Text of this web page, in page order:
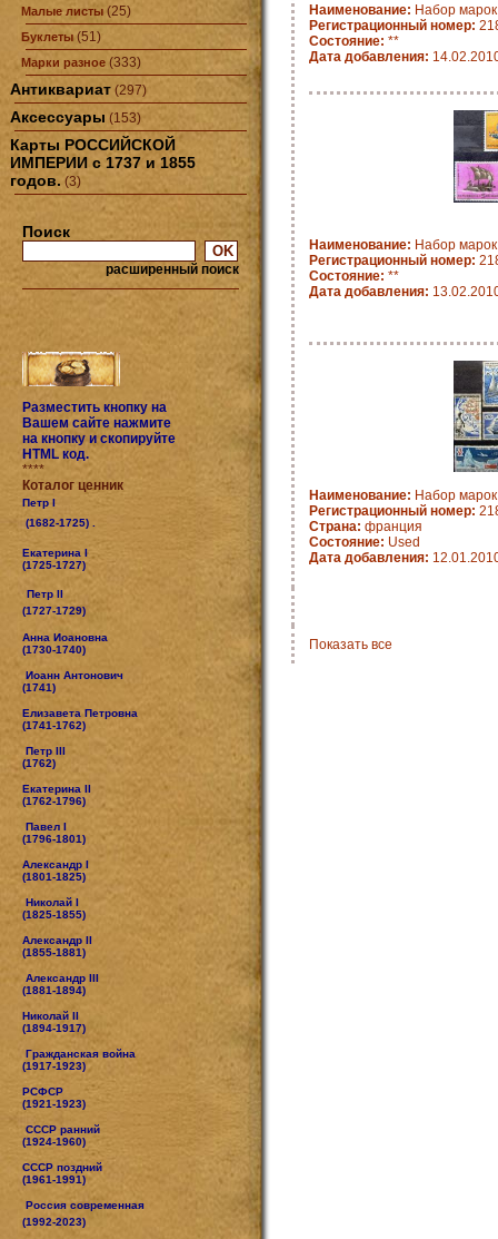
Малые листы (25)
Буклеты(51)
Марки разное (333)
Антиквариат (297)
Аксессуары (153)
Карты РОССИЙСКОЙ
ИМПЕРИИ с 1737 и 1855
годов. (3)
Поиск
расширенный поиск
Разместить кнопку на
Вашем сайте нажмите
на кнопку и скопируйте
HTML код.
****
Коталог ценник
Петр I
(1682-1725) .
Екатерина I
(1725-1727)
Петр II
(1727-1729)
Анна Иоановна
(1730-1740)
Иоанн Антонович
(1741)
Елизавета Петровна
(1741-1762)
Петр III
(1762)
Екатерина II
(1762-1796)
Павел I
(1796-1801)
Александр I
(1801-1825)
Николай I
(1825-1855)
Александр II
(1855-1881)
Александр III
(1881-1894)
Николай II
(1894-1917)
Гражданская война
(1917-1923)
РСФСР
(1921-1923)
СССР ранний
(1924-1960)
СССР поздний
(1961-1991)
Россия современная
(1992-2023)
Наименование: Набор марок
Регистрационный номер:
Состояние: **
Дата добавления:
Наименование: Набор марок
Регистрационный номер:
Состояние: **
Дата добавления:
Наименование: Набор
Регистрационный номер:
Страна: франция
Состояние: Used
Дата добавления:
Показать все